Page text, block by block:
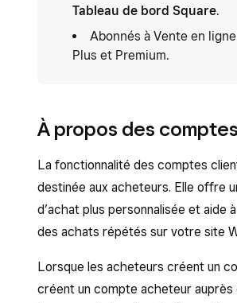
Tableau de bord Square.
Abonnés à Vente en
Plus et Premium.
À propos des
La fonctionnalité des comptes
destinée aux acheteurs. Elle offre
d’achat plus personnalisée et aide
des achats répétés sur votre site
Lorsque les acheteurs créent un
créent un compte acheteur auprès